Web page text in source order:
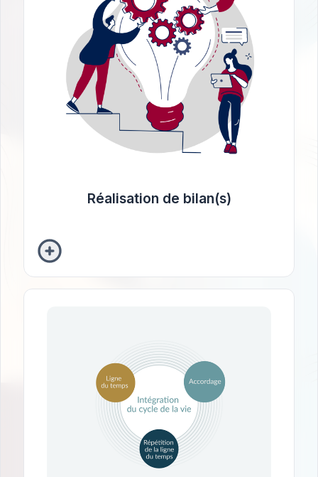
Réalisation de bilan(s)
(1h), la passation des
examens
(2 à 3h), et la
remise des
résultats
via une discussion orale
et un rapport écrit (1h).
Type:
Intellectuel (QI)
psycho-affectif
personnalité
professionnel